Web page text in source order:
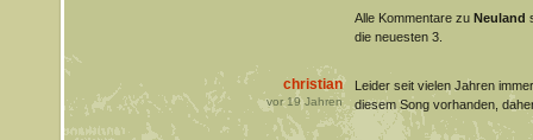
Alle Kommentare zu Neuland
die neuesten 3.
christian
vor19Jahren
Leider seit vielen Jahren
diesem Song vorhanden,